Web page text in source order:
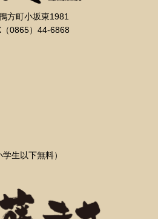
方町小坂東1981
0865）44-6868
生以下無料）